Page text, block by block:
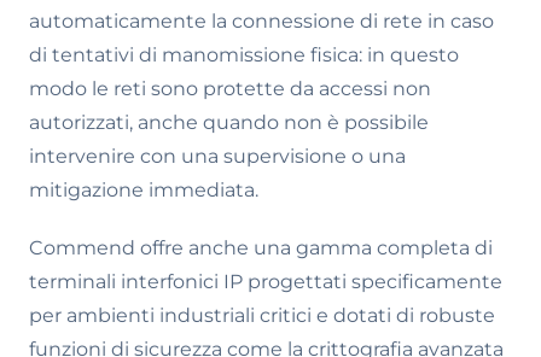
automaticamente la connessione di rete in caso
di tentativi di manomissione fisica: in questo
modo le reti sono protette da accessi non
autorizzati, anche quando non è possibile
intervenire con una supervisione o una
mitigazione immediata.
Commend offre anche una gamma completa di
terminali interfonici IP progettati specificamente
per ambienti industriali critici e dotati di robuste
funzioni di sicurezza come la crittografia avanzata